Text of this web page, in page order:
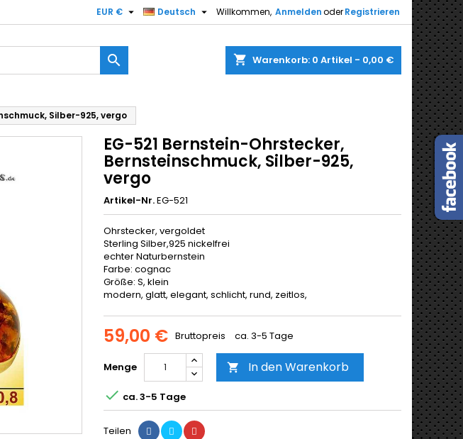
Willkommen, AnmeldenoderRegistrieren
Deutsch 
EUR € 
shopping_cart Warenkorb: 0 Artikel - 0,00 €

Silber-925, vergo
EG-521 Bernstein-Ohrstecker,
Bernsteinschmuck, Silber-925,
vergo
Artikel-Nr.EG-521
Ohrstecker, vergoldet
Sterling Silber,925 nickelfrei
echter Naturbernstein
Farbe: cognac
Größe: S, klein
modern, glatt, elegant, schlicht, rund, zeitlos,
59,00 € Bruttopreis ca. 3-5 Tage
Menge  In den Warenkorb
 ca. 3-5 Tage
Teilen